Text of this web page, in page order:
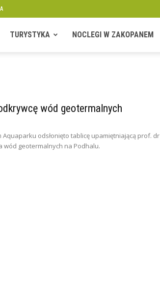
TURYSTYKA NOCLEGI W ZAKOPANEM
wód geotermalnych
odsłonięto tablicę upamiętniającą prof. dr
wód geotermalnych na Podhalu.